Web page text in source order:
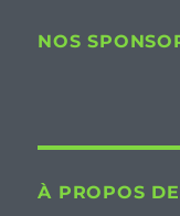
NOS
À PROPOS